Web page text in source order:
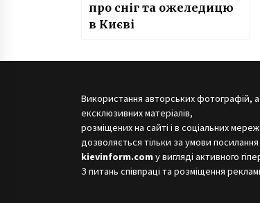
про сніг та ожеледицю
в Києві
Використання авторських фотографій,
ексклюзивних матеріалів,
розміщених на сайті і в соціальних
дозволяється тільки за умови
kievinform.com у вигляді активного
З питань співпраці та розміщення